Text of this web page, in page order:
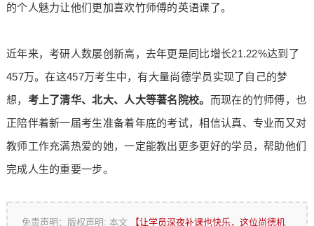
的个人魅力让他们更加喜欢竹师傅的英语课了。
近年来，考研人数屡创新高，去年更是同比增长21.22%达到了
457万。在这457万考生中，有大量尚德学员实现了自己的梦
想， 考上了清华、北大、人大等著名院校。 而现在的竹师傅，也
正陪伴着新一届考生准备着年底的考试，相信认真、专业而又对
教师工作充满热爱的她，一定能教出更多更好的学员，帮助他们
完成人生的重要一步。
免责声明：版权声明: 本文【让学员深夜补课也快乐，这位尚德机